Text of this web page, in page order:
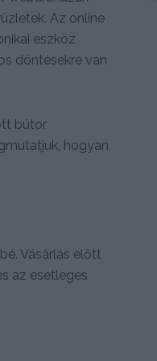
Az online
eszköz
döntésekre van
bútor
hogyan
Vásárlás előtt
az esetleges